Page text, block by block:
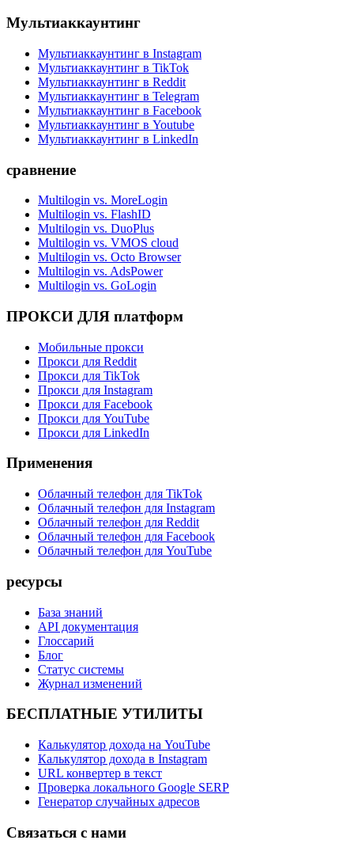
Мультиаккаунтинг
Мультиаккаунтинг в Instagram
Мультиаккаунтинг в TikTok
Мультиаккаунтинг в Reddit
Мультиаккаунтинг в Telegram
Мультиаккаунтинг в Facebook
Мультиаккаунтинг в Youtube
Мультиаккаунтинг в LinkedIn
сравнение
Multilogin vs. MoreLogin
Multilogin vs. FlashID
Multilogin vs. DuoPlus
Multilogin vs. VMOS cloud
Multilogin vs. Octo Browser
Multilogin vs. AdsPower
Multilogin vs. GoLogin
ПРОКСИ ДЛЯ платформ
Мобильные прокси
Прокси для Reddit
Прокси для TikTok
Прокси для Instagram
Прокси для Facebook
Прокси для YouTube
Прокси для LinkedIn
Применения
Облачный телефон для TikTok
Облачный телефон для Instagram
Облачный телефон для Reddit
Облачный телефон для Facebook
Облачный телефон для YouTube
ресурсы
База знаний
API документация
Глоссарий
Блог
Статус системы
Журнал изменений
БЕСПЛАТНЫЕ УТИЛИТЫ
Калькулятор дохода на YouTube
Калькулятор дохода в Instagram
URL конвертер в текст
Проверка локального Google SERP
Генератор случайных адресов
Связаться с нами